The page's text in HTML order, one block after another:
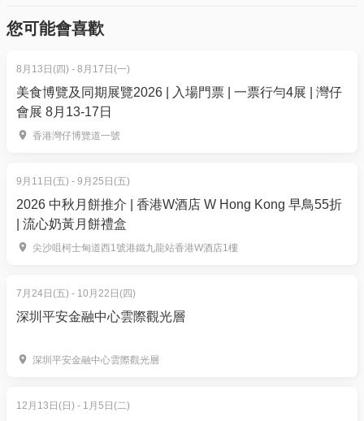
【限時55折】$158/位 | 原價: $283.8/位
前菜及沙律，還有各式精緻甜品及自助飲品吧！
主廚推介自選主菜*:8月 [和洋の味] 香煎澳洲和牛肉
眼扒(M6/7)、香煎美國黑毛豬斧頭扒、法式香草燒澳
洲羊鞍扒、法式香烤野鴨腿、鹽燒三文魚拼三文魚
蛋、日式鰻魚炒意大利麵等。(款式每星期輪流供應)
牌
**半自助午餐只提供指定主菜( 最低價錢之套餐)一
現場補差額及加一服務費以選擇其他菜式。
4. 旭逸酒店·荃灣平日私房菜 | 匠心8道．主廚精選品嚐
【限時9折】$480/位 | 原價: $528/位
*需於最少7天前預訂
01space@hk01.com 與我們聯絡。
5. 下單後，我可以修改訂單或申請退款嗎？
訂單確認後，不設修改及退款，如需更多協助，請電
郵到 01space@hk01.com。
於「01空間」購票，每消費$1即可賺取1「01積
分」。揀啱心水活動，以100分扣減$1購買門票。玩完
再賺，賺完再買、再食、再玩！
您可能會喜歡
8月13日(四) - 8月17日(一)
美食博覽及同期展覽2026 | 入場門票 | 一票行勻4展 | 灣仔
會展 8月13-17日
香港灣仔博覽道一號
9月11日(五) - 9月25日(五)
2026 中秋月餅推介 | 香港W酒店 W Hong Kong 早鳥55折
| 流心奶黃月餅禮盒
尖沙咀柯士甸道西1號港鐵九龍站香港W酒店1樓
7月24日(五) - 10月22日(四)
深圳平安金融中心雲際觀光層
深圳平安金融中心雲際觀光層
12月13日(日) - 1月5日(二)